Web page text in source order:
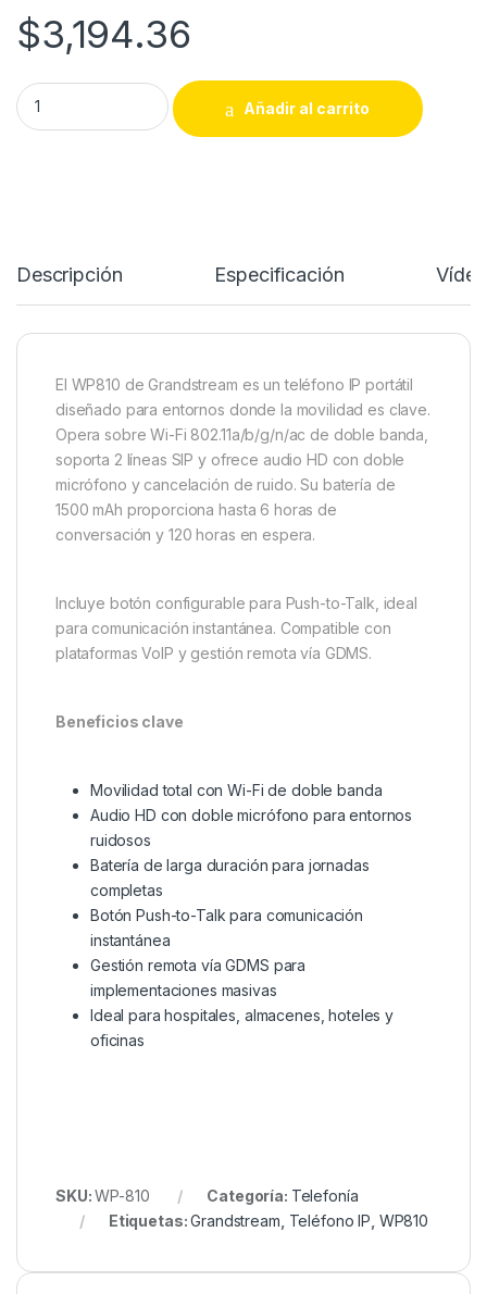
$3,194.36
Grandstream WP-810 – Teléfono IP Wi-Fi Portátil / 2 Líneas
Añadir al carrito
Descripción Especificación Vídeo
El WP810 de Grandstream es un teléfono IP portátil
diseñado para entornos donde la movilidad es clave.
Opera sobre Wi-Fi 802.11a/b/g/n/ac de doble banda,
soporta 2 líneas SIP y ofrece audio HD con doble
micrófono y cancelación de ruido. Su batería de
1500 mAh proporciona hasta 6 horas de
conversación y 120 horas en espera.
Incluye botón configurable para Push-to-Talk, ideal
para comunicación instantánea. Compatible con
plataformas VoIP y gestión remota vía GDMS.
Beneficios clave
Movilidad total con Wi-Fi de doble banda
Audio HD con doble micrófono para entornos
ruidosos
Batería de larga duración para jornadas
completas
Botón Push-to-Talk para comunicación
instantánea
Gestión remota vía GDMS para
implementaciones masivas
Ideal para hospitales, almacenes, hoteles y
oficinas
SKU:WP-810 Categoría: Telefonía
Etiquetas:Grandstream Teléfono IP WP810